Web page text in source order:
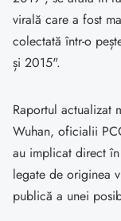
virală care a fost
colectată într-o
și 2015".
Raportul actualizat
Wuhan, oficialii
au implicat direct
legate de originea
publică a unei